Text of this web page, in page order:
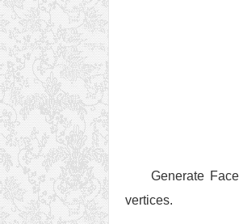
Generate
vertices.